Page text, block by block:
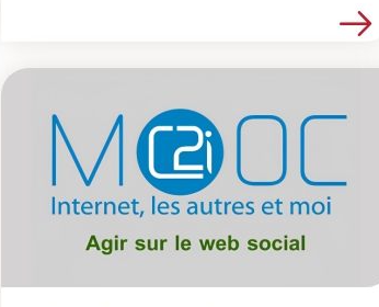
Voir les détails de la